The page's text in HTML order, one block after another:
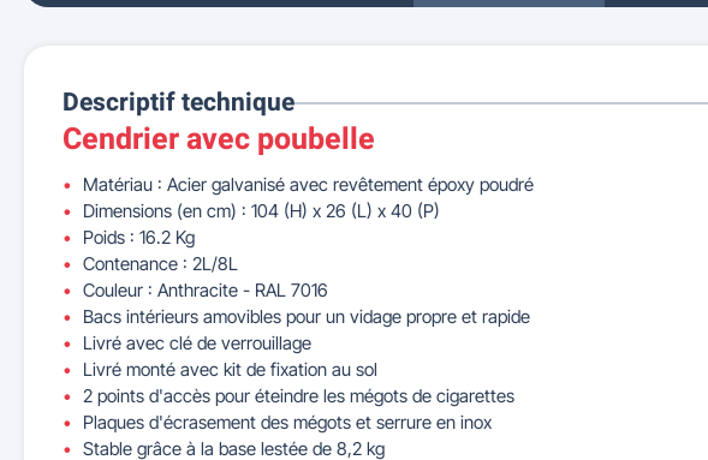
Descriptif technique
Cendrier avec poubelle
Matériau : Acier galvanisé avec revêtement époxy poudré
Dimensions (en cm) : 104 (H) x 26 (L) x 40 (P)
Poids : 16.2 Kg
Contenance : 2L/8L
Couleur : Anthracite - RAL 7016
Bacs intérieurs amovibles pour un vidage propre et rapide
Livré avec clé de verrouillage
Livré monté avec kit de fixation au sol
2 points d'accès pour éteindre les mégots de cigarettes
Plaques d'écrasement des mégots et serrure en inox
Stable grâce à la base lestée de 8,2 kg